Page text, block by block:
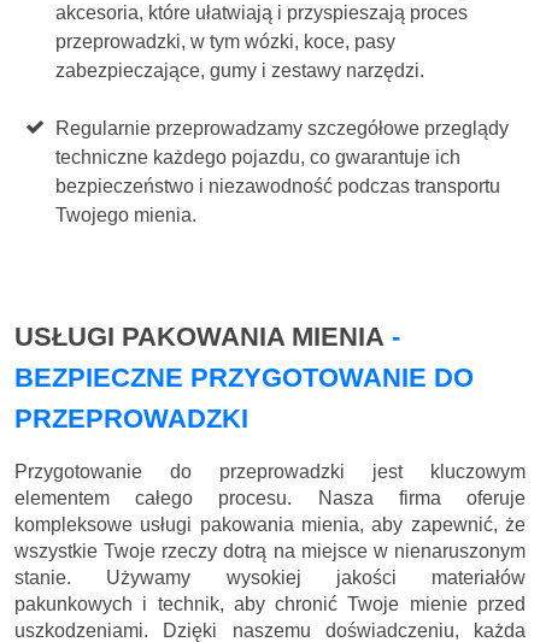
akcesoria, które ułatwiają i przyspieszają proces
przeprowadzki, w tym wózki, koce, pasy
zabezpieczające, gumy i zestawy narzędzi.
Regularnie przeprowadzamy szczegółowe przeglądy
techniczne każdego pojazdu, co gwarantuje ich
bezpieczeństwo i niezawodność podczas transportu
Twojego mienia.
USŁUGI PAKOWANIA MIENIA -
BEZPIECZNE PRZYGOTOWANIE DO
PRZEPROWADZKI
Przygotowanie do przeprowadzki jest kluczowym
elementem całego procesu. Nasza firma oferuje
kompleksowe usługi pakowania mienia, aby zapewnić, że
wszystkie Twoje rzeczy dotrą na miejsce w nienaruszonym
stanie. Używamy wysokiej jakości materiałów
pakunkowych i technik, aby chronić Twoje mienie przed
uszkodzeniami. Dzięki naszemu doświadczeniu, każda